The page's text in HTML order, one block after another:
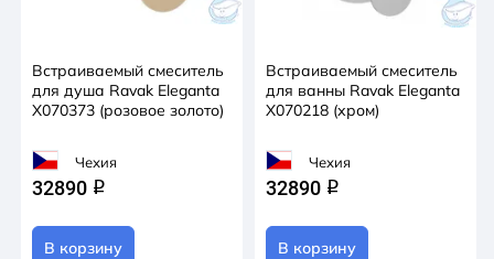
Встраиваемый смеситель
для душа Ravak Eleganta
X070373 (розовое золото)
Чехия
32890 q
В корзину
Встраиваемый смеситель
для ванны Ravak Eleganta
X070218 (хром)
Чехия
32890 q
В корзину